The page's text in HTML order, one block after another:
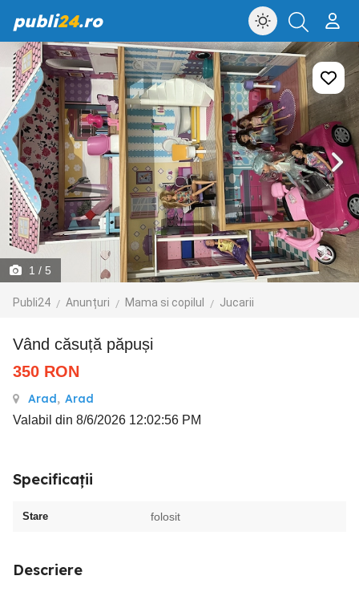
publi24.ro
1 / 5
Publi24 Anunțuri Mama si copilul Jucarii
Vând căsuță păpuși
350 RON
Arad, Arad
Valabil din 8/6/2026 12:02:56 PM
Specificații
Stare folosit
Descriere